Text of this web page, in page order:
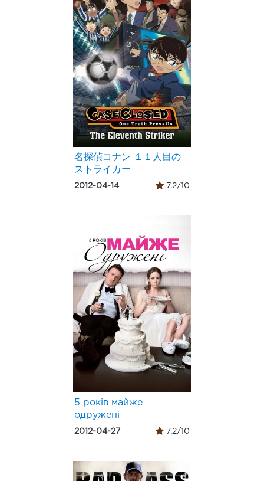
名探偵コナン １１人目の
ストライカー
2012-04-14 7.2/10
5 років майже
одружені
2012-04-27 7.2/10